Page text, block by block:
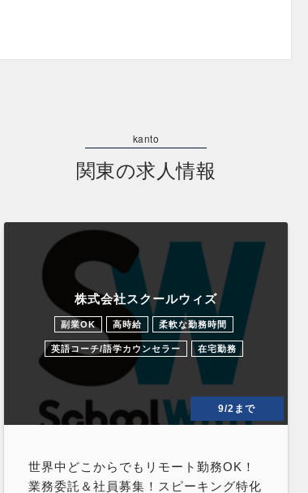
関東の求人情報
株式会社スクールウィズ
副業OK 高時給 柔軟な勤務時間
英語コーチ/語学カウンセラー 在宅勤務
9/2まで
世界中どこからでもリモート勤務OK！
業務委託＆社員募集！スピーキング特化